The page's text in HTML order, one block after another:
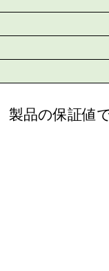
品の保証値